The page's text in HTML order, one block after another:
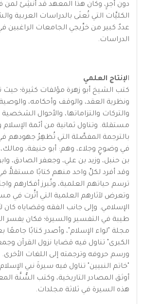
دون أجرٍ، وكان هذا المعهد قد أُنشِئ لمن
الكليَّات التي تُعنَى بالدراسات العربية
عددٌ كبير من خرِّيجي الجامعات الراغبين
الدراسات.
الإنتاج العلمي
كتب الشيخ أبو زهرة مؤلفات كثيرة؛ حيث
ونظرية العقد، والوقف وأحكامه، والوصية
والتركات والتزاماتها، والأحوال
مستقلة. وتناول ثمانية من أئمة الإسلام
بالترجمة المفصَّلة التي تُظهِرُ جهودهم
في وضوحٍ وجلاء، وهم: أبو حنيفة،
بن حنبل، وزيد بن علي، وجعفر الصادق،
وقد أفرد لكلِّ واحد منهم كتابًا مستقلاًّ
ترسم حياتهم العلمية، وتُبرز أفكارهم
وتعرض لآثارهم العلمية التي أثَّرت في
الإسلامي. وإلى جانب الفقه وقضاياه كان
طيبة في التفسير والسيرة؛ فكان يفسر
مجلة "لواء الإسلام"، وأصدر كتابًا جامعًا
الكبرى" تناول فيه قضايا نزول القرآن
ورسم حروفه وترجمته إلى اللغات الأخرى.
"خاتم النبيين" تناول فيه سيرةَ نبي
أوثق المصادر التاريخية، وكتب السُّنَّة
هذه السيرة في ثلاثة مجلدات.